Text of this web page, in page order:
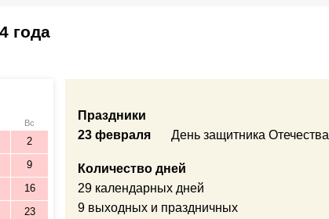
года
Вс
2
9
16
23
Праздники
23 февраля
День защитника Отечества
Количество дней
29 календарных дней
9 выходных и праздничных